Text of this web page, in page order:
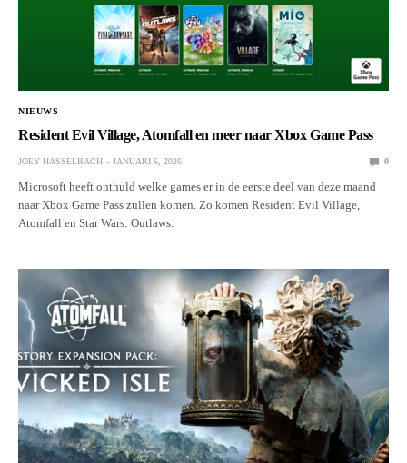
NIEUWS
Resident Evil Village, Atomfall en meer naar Xbox Game Pass
JOEY HASSELBACH JANUARI 6, 2026 0
Microsoft heeft onthuld welke games er in de eerste deel van deze maand
naar Xbox Game Pass zullen komen. Zo komen Resident Evil Village,
Atomfall en Star Wars: Outlaws.